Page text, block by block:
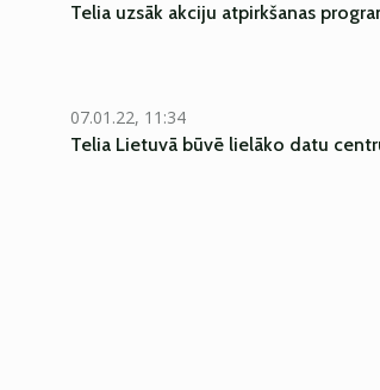
Telia uzsāk akciju atpirkšanas
07.01.22, 11:34
Telia Lietuvā būvē lielāko datu